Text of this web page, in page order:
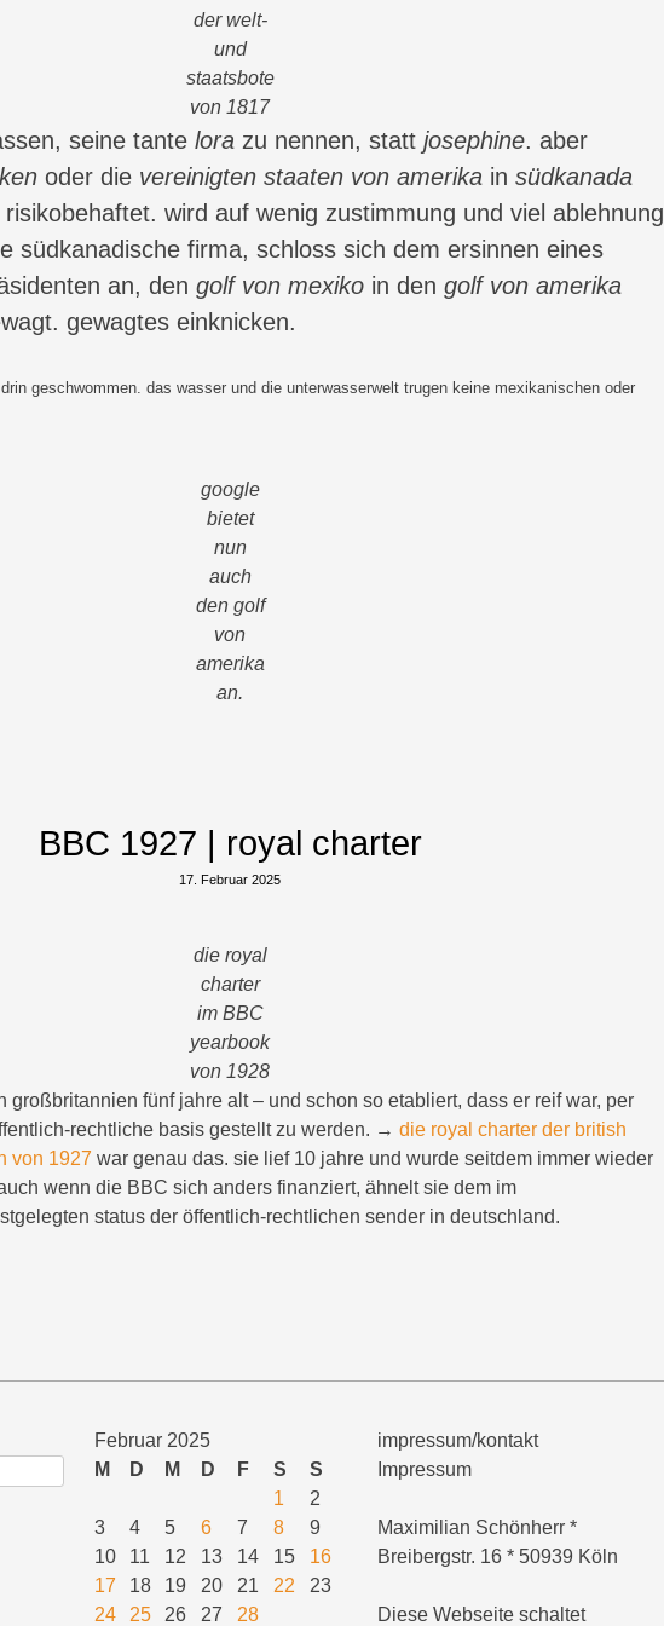
der welt-
und
staatsbote
von 1817
seine tante lora zu nennen, statt josephine. aber
oder die vereinigten staaten von amerika in südkanada
wird auf wenig zustimmung und viel ablehnung
südkanadische firma, schloss sich dem ersinnen eines
an, den golf von mexiko in den golf von amerika
gewagtes einknicken.
geschwommen. das wasser und die unterwasserwelt trugen keine mexikanischen oder
google
bietet
nun
auch
den golf
von
amerika
an.
BBC 1927 | royal charter
17. Februar 2025
die royal
charter
im BBC
yearbook
von 1928
großbritannien fünf jahre alt – und schon so etabliert, dass er reif war, per
rechtliche basis gestellt zu werden. → die royal charter der british
von 1927 war genau das. sie lief 10 jahre und wurde seitdem immer wieder
wenn die BBC sich anders finanziert, ähnelt sie dem im
status der öffentlich-rechtlichen sender in deutschland.
Februar 2025
M
D M D F S
S
1
2
3
4 5 6 7 8
9
10
11 12 13 14 15
16
17
18 19 20 21 22
23
24
25 26 27 28
impressum/kontakt
Impressum
Maximilian Schönherr *
Breibergstr. 16 * 50939 Köln
Diese Webseite schaltet